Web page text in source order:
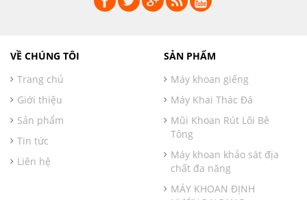
VỀ CHÚNG TÔI
Trang chủ
Giới thiệu
Sản phẩm
Tin tức
Liên hệ
SẢN PHẨM
Máy khoan giếng
Máy Khai Thác Đá
Mũi Khoan Rút Lõi Bê
Tông
Máy khoan khảo sát địa
chất đa năng
MÁY KHOAN ĐỊNH